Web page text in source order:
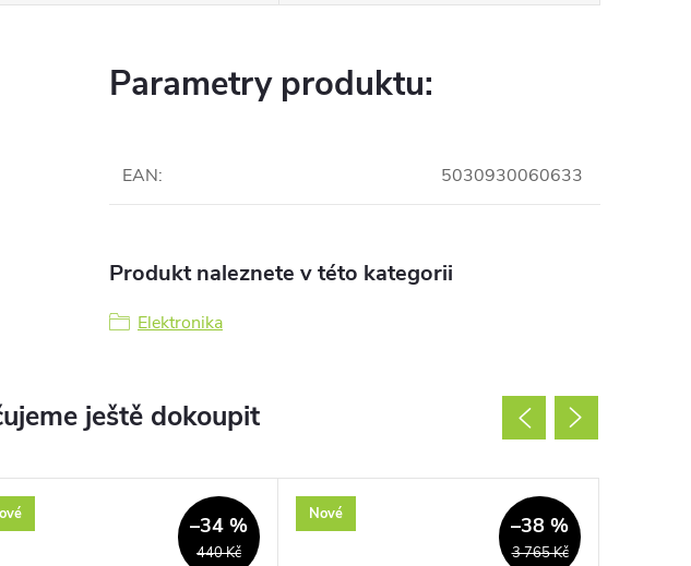
Parametry produktu:
EAN: 5030930060633
Produkt naleznete v této kategorii
Elektronika
ještě dokoupit
440 Kč
–34 % Nové
3 765 Kč
–38 %